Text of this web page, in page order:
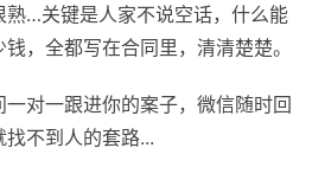
熟…关键是人家不说空话，什么能
，全都写在合同里，清清楚楚。
对一跟进你的案子，微信随时回
不到人的套路...